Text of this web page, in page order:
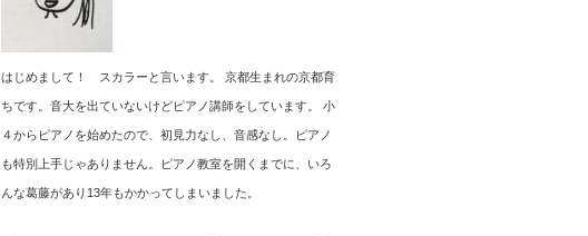
はじめまして！ スカラーと言います。 京都生まれの京都育
ちです。音大を出ていないけどピアノ講師をしています。 小
４からピアノを始めたので、初見力なし、音感なし。ピアノ
も特別上手じゃありません。ピアノ教室を開くまでに、いろ
んな葛藤があり13年もかかってしまいました。